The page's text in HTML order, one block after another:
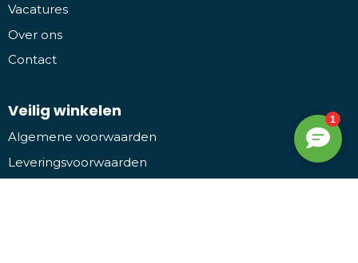
Vacatures
Over ons
Contact
Veilig winkelen
Algemene voorwaarden
Leveringsvoorwaarden